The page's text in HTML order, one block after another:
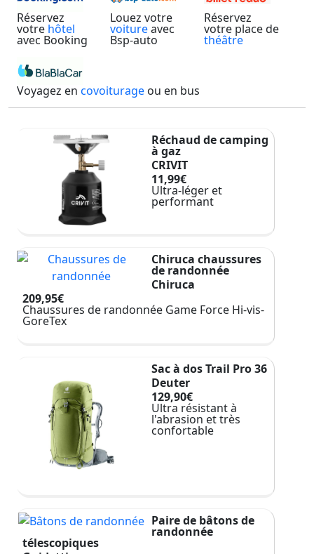
Réservez
votre hôtel
avec Booking
Louez votre
voitureavec
Bsp-auto
Réservez
votre place de
théâtre
Voyagez en covoiturage ou en bus
Réchaud de camping
à gaz
CRIVIT
11,99€
Ultra-léger et
performant
Chiruca chaussures
de randonnée
Chiruca
209,95€
Chaussures de randonnée Game Force Hi-vis-
GoreTex
Sac à dos Trail Pro 36
Deuter
129,90€
Ultra résistant à
l'abrasion et très
confortable
Paire de bâtons de
randonnée
télescopiques